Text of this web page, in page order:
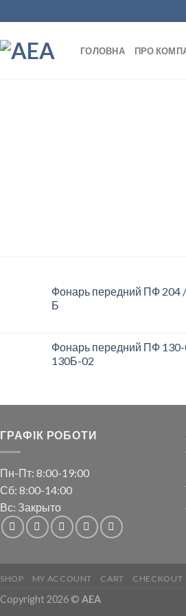
ГОЛОВНА ПРО
Фонарь передний ПФ 204
Б
Фонарь передний ПФ
130Б-02
ГРАФІК РОБОТИ
Пн-Пт: 8:00-19:00
Сб: 8:00-14:00
Вс: Закрыто
SHOP MY ACCOUNT CART CHECKOUT
Copyright 2026 © AEA